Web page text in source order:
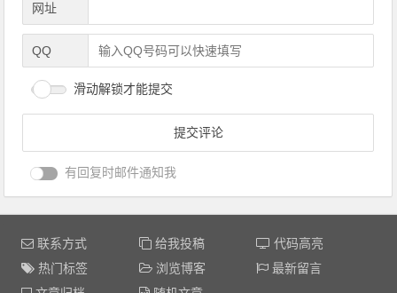
网址
QQ
滑动解锁才能提交
有回复时邮件通知我
联系方式 给我投稿
代码高亮
热门标签
浏览博客
最新留言